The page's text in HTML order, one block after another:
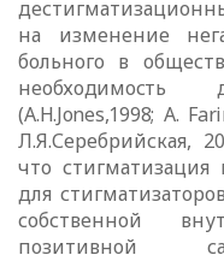
на изменение
больного в
необходимость
(А.Н.Jones,1998; А.
Л.Я.Серебрийская,
чтостигматизация
для
собственной
позитивной